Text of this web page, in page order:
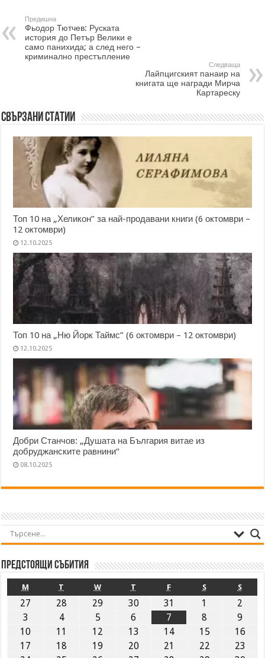
Предишна
Фьодор Тютчев: Руската
история до Петър Велики е
само панихида; а след него –
криминално престъпление
Следваща
Лайпцигският панаир на
книгата ще награди Мирча
Картареску
Свързани статии
Топ 10 на „Хеликон” за най-продавани книги (6 октомври –
12 октомври)
12.10.2025
Топ 10 на „Ню Йорк Таймс” (6 октомври – 12 октомври)
12.10.2025
Добри Станчов: „Душата на България витае из
добруджанските равнини“
08.10.2025
Предстоящи събития
M T W T F S S
27 28 29 30 31 1
2
3
4 5 6 7 8
9
10
11 12 13 14 15
16
17
18 19 20 21 22
23